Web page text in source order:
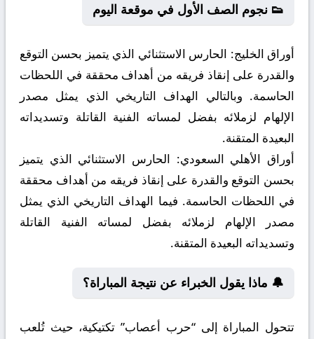
👟 نجوم الصف الأول في موقعة اليوم
أوراق الخليج: الحارس الاستثنائي الذي يتميز بحسن التوقع
والقدرة على إنقاذ فريقه من أهداف محققة في اللحظات
الحاسمة. وبالتالي الهداف التاريخي الذي يمثل مصدر
الإلهام لزملائه بفضل لمساته الفنية القاتلة وتسديداته
البعيدة المتقنة.
أوراق الأهلي السعودي: الحارس الاستثنائي الذي يتميز
بحسن التوقع والقدرة على إنقاذ فريقه من أهداف محققة
في اللحظات الحاسمة. فيما الهداف التاريخي الذي يمثل
مصدر الإلهام لزملائه بفضل لمساته الفنية القاتلة
وتسديداته البعيدة المتقنة.
🔔 ماذا يقول الخبراء عن نتيجة المباراة؟
تتحول المباراة إلى “حرب أعصاب” تكتيكية، حيث تُلعب